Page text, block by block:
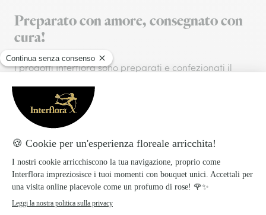
Preparato con amore, consegnato con
cura!
I prodotti Interflora sono preparati e confezionati il
freschezza dei fiori.
La consegna, in giornata o su appuntamento, viene
effettuata direttamente dai nostri fioristi locali.
Spese di consegna:
9,99€
Interflora + Abbonamento del servizio
17,99€. Questa iscrizione ti dà la consegna gratuita su